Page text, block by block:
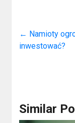
← Namioty
inwestować?
Similar